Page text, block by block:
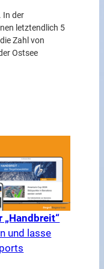
In der
letztendlich 5
Zahl von
Ostsee
„Handbreit“
und lasse